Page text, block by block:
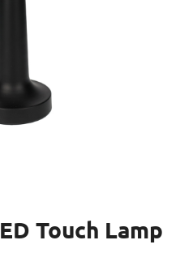
Touch Lamp